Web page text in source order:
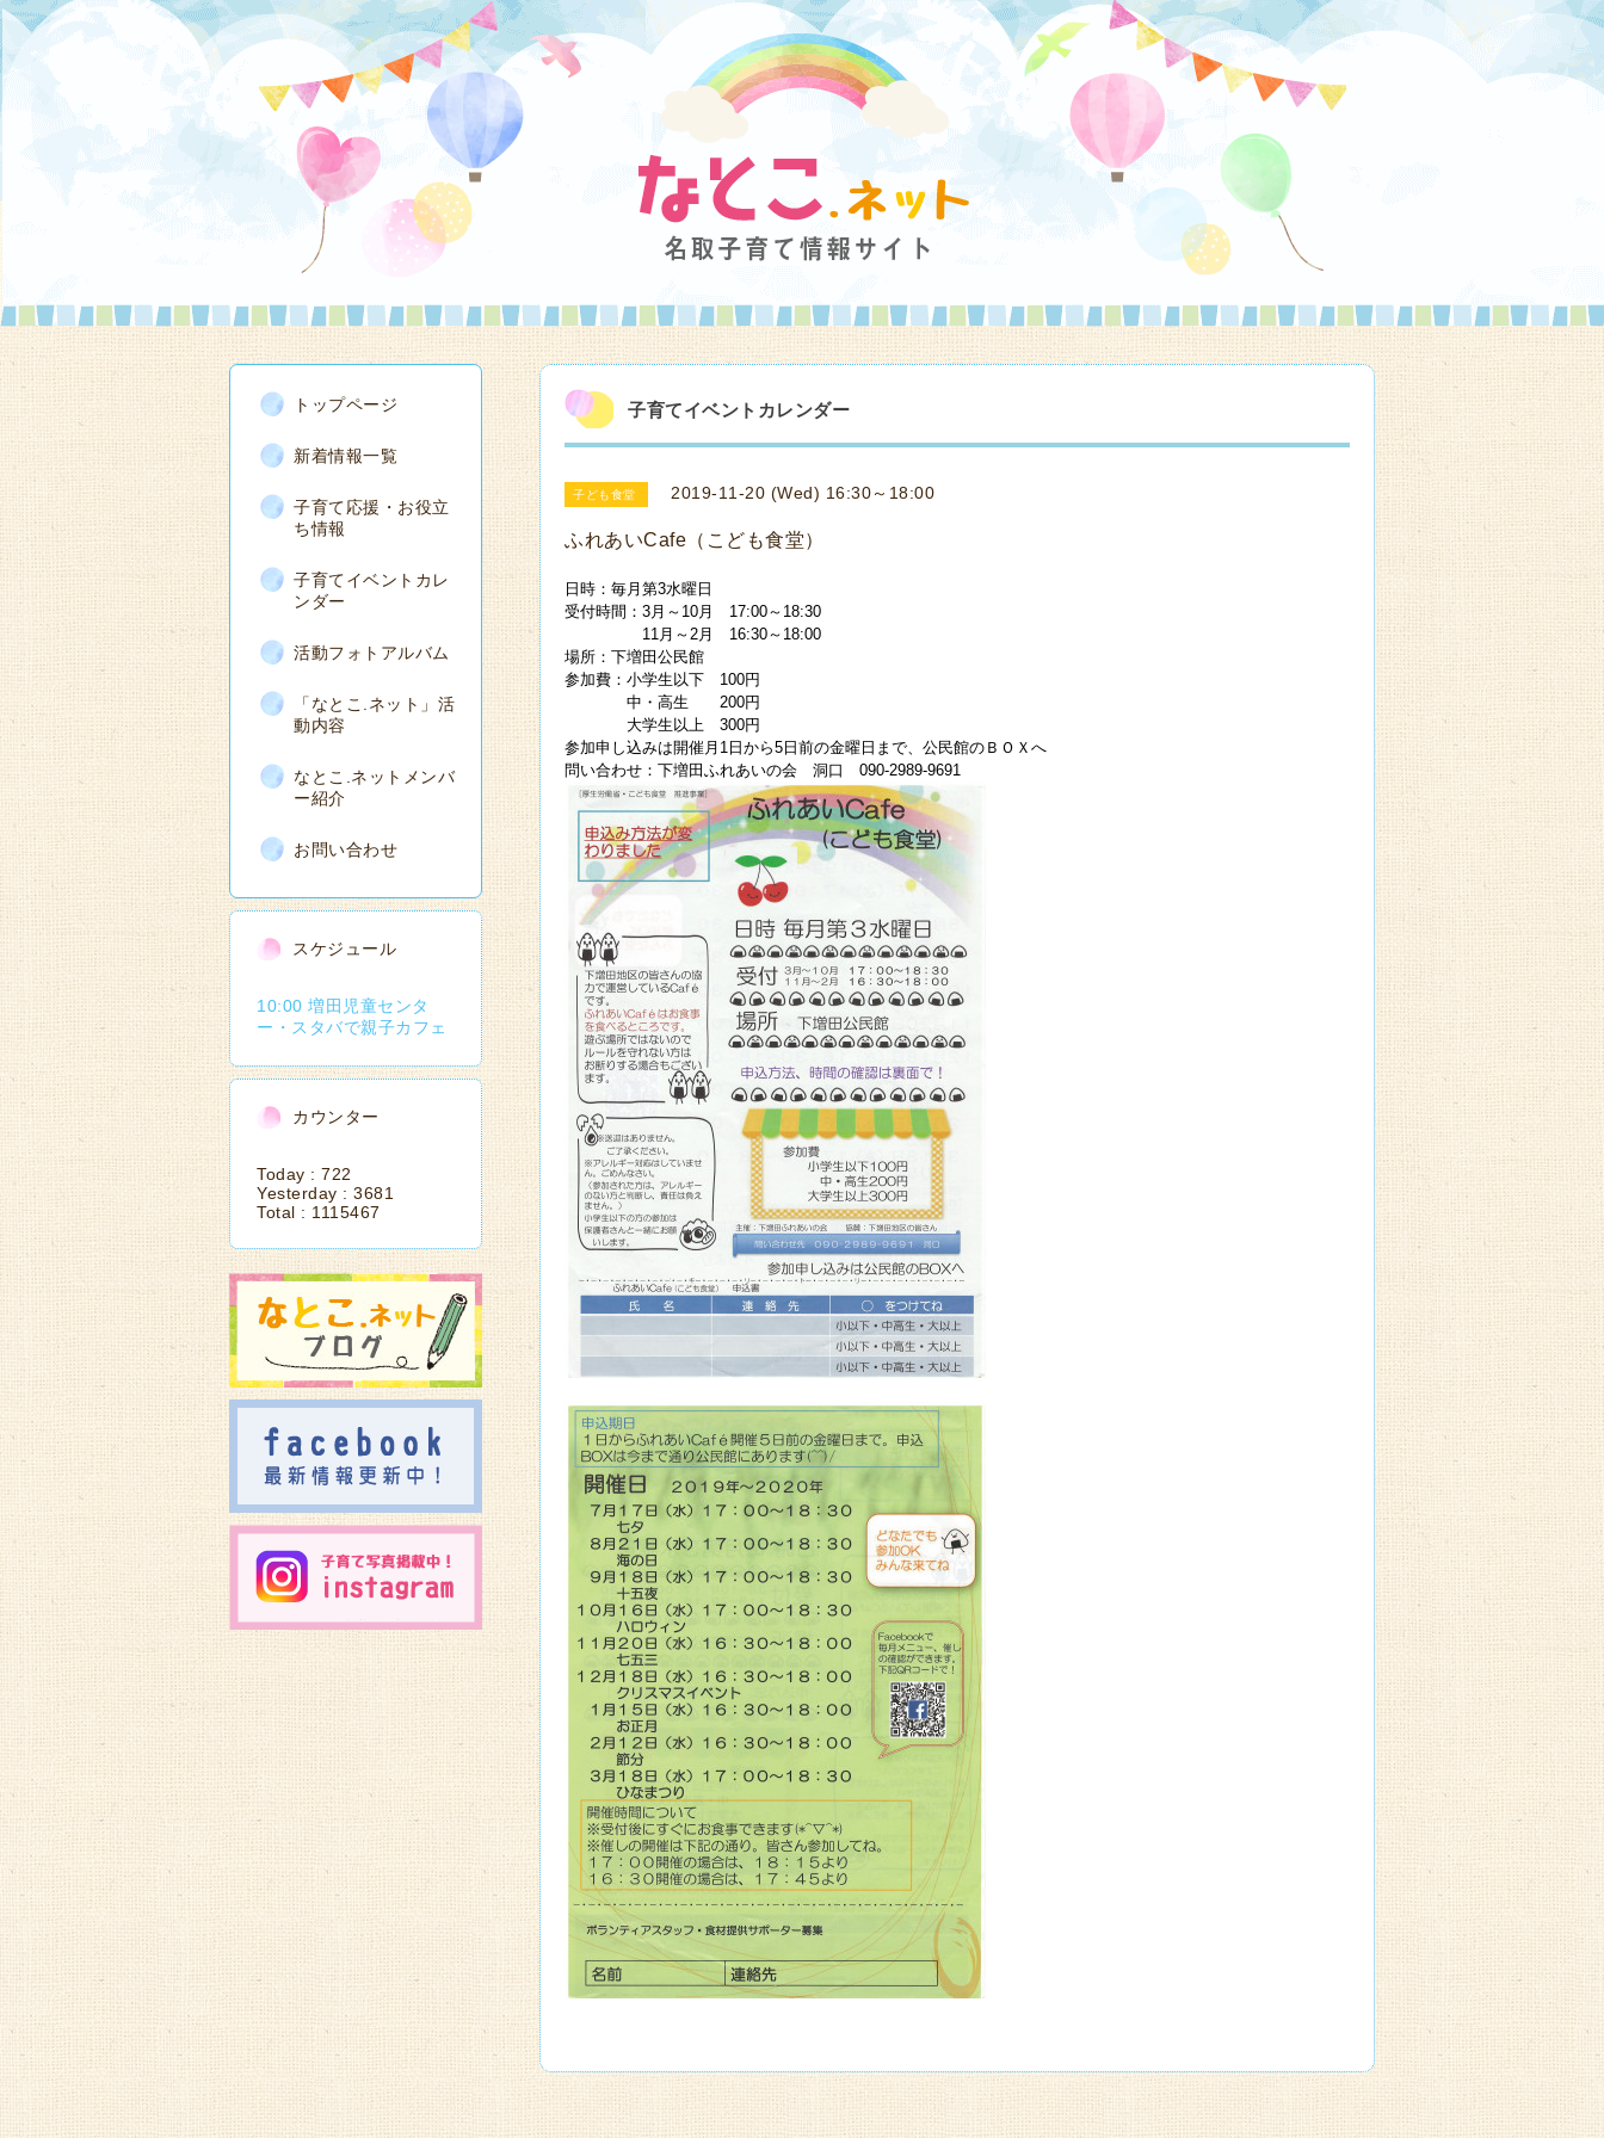
子育てイベントカレンダー
子ども食堂 2019-11-20 (Wed) 16:30～18:00
ふれあいCafe（こども食堂）
日時：毎月第3水曜日
受付時間：3月～10月 17:00～18:30
11月～2月 16:30～18:00
場所：下増田公民館
参加費：小学生以下 100円
中・高生 200円
大学生以上 300円
参加申し込みは開催月1日から5日前の金曜日まで、公民館のＢＯＸへ
問い合わせ：下増田ふれあいの会 洞口 090-2989-9691
トップページ
新着情報一覧
子育て応援・お役立
ち情報
子育てイベントカレ
ンダー
活動フォトアルバム
「なとこ.ネット」活
動内容
なとこ.ネットメンバ
ー紹介
お問い合わせ
スケジュール
10:00 増田児童センタ
ー・スタバで親子カフェ
カウンター
Today : 722
Yesterday : 3681
Total : 1115467